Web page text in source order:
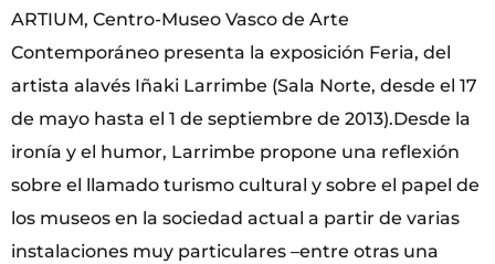
ARTIUM, Centro-Museo Vasco de Arte
Contemporáneo presenta la exposición Feria, del
artista alavés Iñaki Larrimbe (Sala Norte, desde el 17
de mayo hasta el 1 de septiembre de 2013).Desde la
ironía y el humor, Larrimbe propone una reflexión
sobre el llamado turismo cultural y sobre el papel de
los museos en la sociedad actual a partir de varias
instalaciones muy particulares –entre otras una